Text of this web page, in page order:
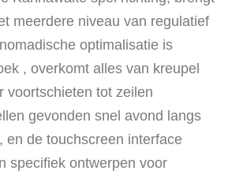
meerdere niveau van regulatief
optimalisatie is
, overkomt alles van kreupel
voortschieten tot zeilen
gevonden snel avond langs
en de touchscreen interface
specifiek ontwerpen voor